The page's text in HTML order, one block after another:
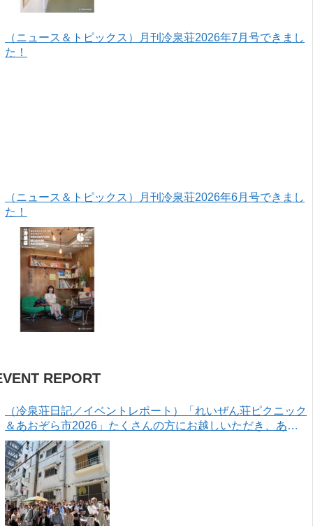
（ニュース＆トピックス）月刊冷泉荘2026年7月号できまし
た！
（ニュース＆トピックス）月刊冷泉荘2026年6月号できまし
た！
REPORT
（冷泉荘日記／イベントレポート）「れいぜん荘ピクニック
＆あおぞら市2026」たくさんの方にお越しいただき、あり
がとうございました！